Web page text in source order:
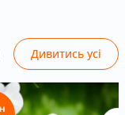
Дивитись усі